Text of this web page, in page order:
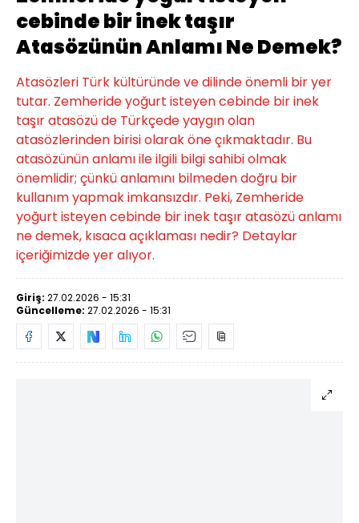
cebinde bir inek taşır
Atasözünün Anlamı Ne Demek?
Atasözleri Türk kültüründe ve dilinde önemli bir yer
tutar. Zemheride yoğurt isteyen cebinde bir inek
taşır atasözü de Türkçede yaygın olan
atasözlerinden birisi olarak öne çıkmaktadır. Bu
atasözünün anlamı ile ilgili bilgi sahibi olmak
önemlidir; çünkü anlamını bilmeden doğru bir
kullanım yapmak imkansızdır. Peki, Zemheride
yoğurt isteyen cebinde bir inek taşır atasözü anlamı
ne demek, kısaca açıklaması nedir? Detaylar
içeriğimizde yer alıyor.
Giriş: 27.02.2026 - 15:31
Güncelleme: 27.02.2026 - 15:31